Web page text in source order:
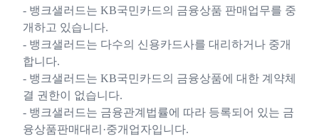
- 뱅크샐러드는 KB국민카드의 금융상품 판매업무를 중
개하고 있습니다.
- 뱅크샐러드는 다수의 신용카드사를 대리하거나 중개
합니다.
- 뱅크샐러드는 KB국민카드의 금융상품에 대한 계약체
결 권한이 없습니다.
- 뱅크샐러드는 금융관계법률에 따라 등록되어 있는 금
융상품판매대리·중개업자입니다.